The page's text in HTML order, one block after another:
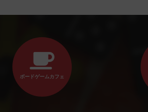
ボードゲームカフェ